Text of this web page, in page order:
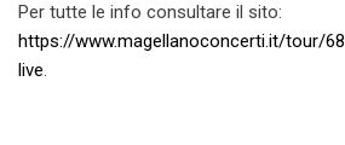
Per tutte le info consultare il sito:
https://www.magellanoconcerti.it/tour/
live.